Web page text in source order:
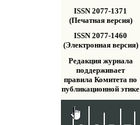
ISSN 2077-1371
(Печатная версия)
ISSN 2077-1460
(Электронная версия)
Редакция журнала
поддерживает
правила Комитета по
публикационной этике